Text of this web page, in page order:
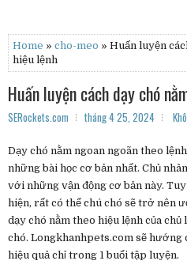
Home » cho-meo » Huấn luyện
hiệu lệnh
Huấn luyện cách dạy chó
SERockets.com tháng 4 25, 2024
Dạy chó nằm ngoan ngoãn theo
những bài học cơ bản nhất. Chủ
với những vận động cơ bản này.
hiện, rất có thể chú chó sẽ trở nên
dạy chó nằm theo hiệu lệnh của
chó. Longkhanhpets.com sẽ hướng
hiệu quả chỉ trong 1 buổi tập luyện.